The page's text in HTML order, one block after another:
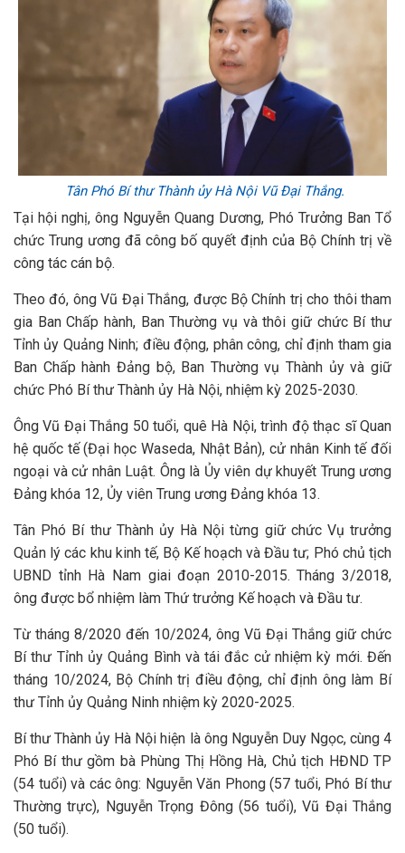
Tân Phó Bí thư Thành ủy Hà Nội Vũ Đại Thắng.
Tại hội nghị, ông Nguyễn Quang Dương, Phó Trưởng Ban Tổ
chức Trung ương đã công bố quyết định của Bộ Chính trị về
công tác cán bộ.
Theo đó, ông Vũ Đại Thắng, được Bộ Chính trị cho thôi tham
gia Ban Chấp hành, Ban Thường vụ và thôi giữ chức Bí thư
Tỉnh ủy Quảng Ninh; điều động, phân công, chỉ định tham gia
Ban Chấp hành Đảng bộ, Ban Thường vụ Thành ủy và giữ
chức Phó Bí thư Thành ủy Hà Nội, nhiệm kỳ 2025-2030.
Ông Vũ Đại Thắng 50 tuổi, quê Hà Nội, trình độ thạc sĩ Quan
hệ quốc tế (Đại học Waseda, Nhật Bản), cử nhân Kinh tế đối
ngoại và cử nhân Luật. Ông là Ủy viên dự khuyết Trung ương
Đảng khóa 12, Ủy viên Trung ương Đảng khóa 13.
Tân Phó Bí thư Thành ủy Hà Nội từng giữ chức Vụ trưởng
Quản lý các khu kinh tế, Bộ Kế hoạch và Đầu tư; Phó chủ tịch
UBND tỉnh Hà Nam giai đoạn 2010-2015. Tháng 3/2018,
ông được bổ nhiệm làm Thứ trưởng Kế hoạch và Đầu tư.
Từ tháng 8/2020 đến 10/2024, ông Vũ Đại Thắng giữ chức
Bí thư Tỉnh ủy Quảng Bình và tái đắc cử nhiệm kỳ mới. Đến
tháng 10/2024, Bộ Chính trị điều động, chỉ định ông làm Bí
thư Tỉnh ủy Quảng Ninh nhiệm kỳ 2020-2025.
Bí thư Thành ủy Hà Nội hiện là ông Nguyễn Duy Ngọc, cùng 4
Phó Bí thư gồm bà Phùng Thị Hồng Hà, Chủ tịch HĐND TP
(54 tuổi) và các ông: Nguyễn Văn Phong (57 tuổi, Phó Bí thư
Thường trực), Nguyễn Trọng Đông (56 tuổi), Vũ Đại Thắng
(50 tuổi).